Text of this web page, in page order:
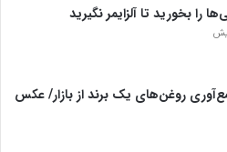
را بخورید تا آلزایمر نگیرید
روغن‌های یک برند از بازار/ عکس